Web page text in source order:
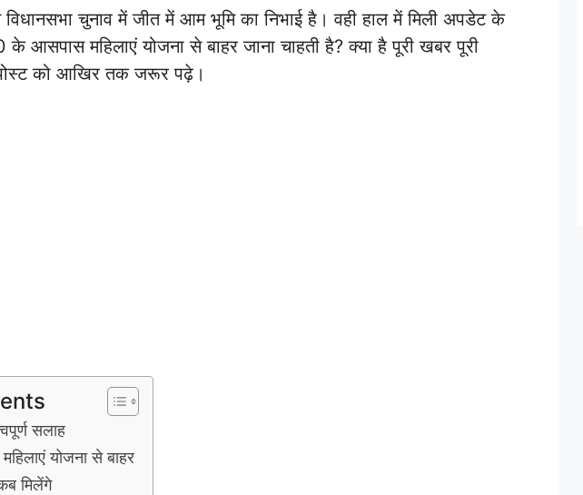
चुनाव में जीत में आम भूमि का निभाई है। वही हाल में मिली अपडेट के
आसपास महिलाएं योजना से बाहर जाना चाहती है? क्या है पूरी खबर पूरी
को आखिर तक जरूर पढ़े।
सलाह
योजना से बाहर
मिलेंगे